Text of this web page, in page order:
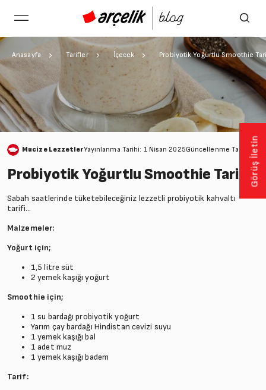
Anasayfa Tarifler İçecek Probiyotik Yoğurtlu Smoothie
Mucize LezzetlerYayınlanma Tarihi: 1 Nisan 2025Güncellenme Tarihi: 28
Probiyotik Yoğurtlu Smoothie Tarifi
Sabah saatlerinde tüketebileceğiniz lezzetli probiyotik kahvaltı
tarifi...
Malzemeler:
Yoğurt için;
1,5 litre süt
2 yemek kaşığı yoğurt
Smoothie için;
1 su bardağı probiyotik yoğurt
Yarım çay bardağı Hindistan cevizi suyu
1 yemek kaşığı bal
1 adet muz
1 yemek kaşığı badem
Tarif:
Görüş İletin